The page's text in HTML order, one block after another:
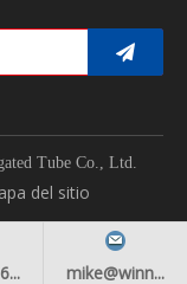
mike@winn...
Tube Co., Ltd.
del sitio